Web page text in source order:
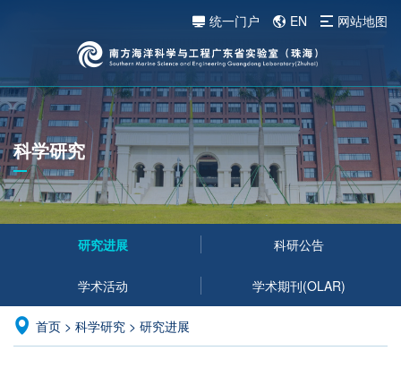
统一门户 EN 网站地图
科学研究
研究进展 科研公告
学术活动 学术期刊(OLAR)
首页 > 科学研究 > 研究进展